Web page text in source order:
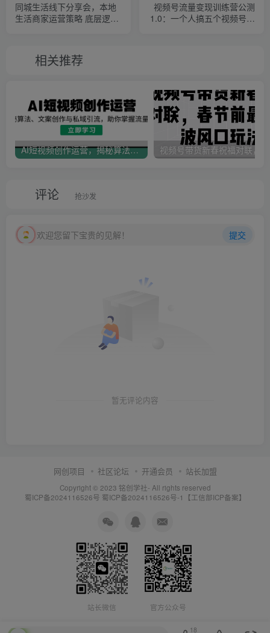
同城生活线下分享会，本地
生活商家运营策略 底层逻辑
视频号流量变现训练营公测
1.0：一个人搞五个视频号，
相关推荐
AI短视频创作运营，揭秘算法、文案创作与私域引流，助你掌握流量密码
评论 抢沙发
欢迎您留下宝贵的见解！ 提交
暂无评论内容
网创项目 社区论坛 开通会员 站长加盟
Copyright © 2023 铭创学社- All rights reserved
蜀ICP备2024116526号 蜀ICP备2024116526号-1【工信部ICP备案】
站长微信 官方公众号
18